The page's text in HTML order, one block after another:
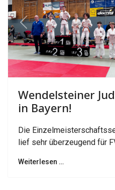
Previous
Wendelsteiner
in Bayern!
Die
lief sehr überzeugend für
Weiterlesen …